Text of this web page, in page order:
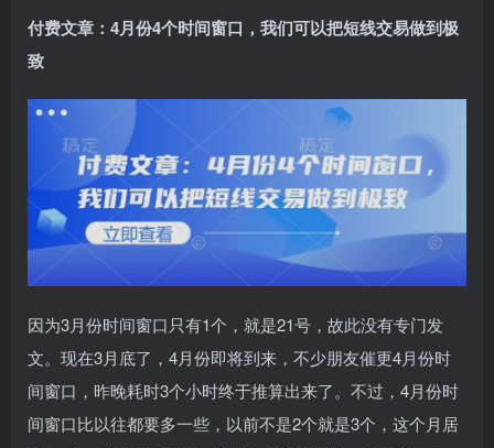
付费文章：4月份4个时间窗口，我们可以把短线交易做到极
致
因为3月份时间窗口只有1个，就是21号，故此没有专门发
文。现在3月底了，4月份即将到来，不少朋友催更4月份时
间窗口，昨晚耗时3个小时终于推算出来了。不过，4月份时
间窗口比以往都要多一些，以前不是2个就是3个，这个月居